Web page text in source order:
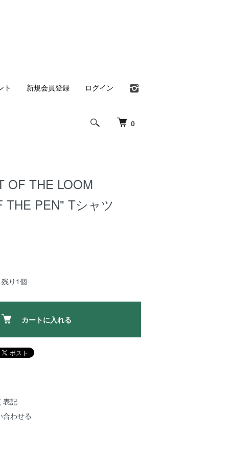
0
ト 新規会員登録 ログイン
OF THE LOOM
THE PEN" Tシャツ
り1個
カートに入れる
表記
合わせる